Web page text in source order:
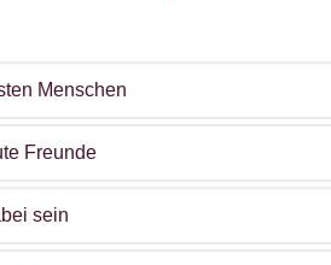
Menschen
Freunde
sein